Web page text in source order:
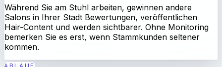
Während Sie am Stuhl arbeiten, gewinnen andere
Salons in Ihrer Stadt Bewertungen, veröffentlichen
Hair-Content und werden sichtbarer. Ohne Monitoring
bemerken Sie es erst, wenn Stammkunden seltener
kommen.